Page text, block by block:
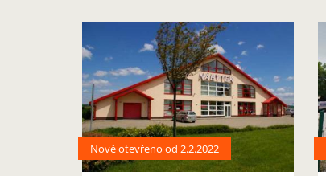
Nově otevřeno od 2.2.2022